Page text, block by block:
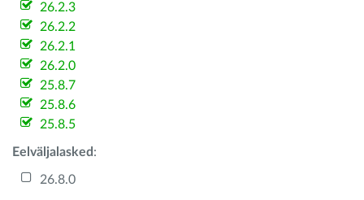
26.2.3
26.2.2
26.2.1
26.2.0
25.8.7
25.8.6
25.8.5
Eelväljalasked :
26.8.0